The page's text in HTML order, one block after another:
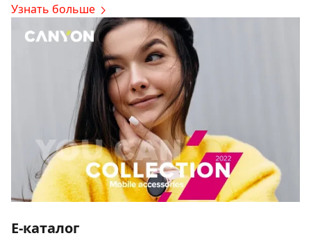
Узнать больше
E-каталог